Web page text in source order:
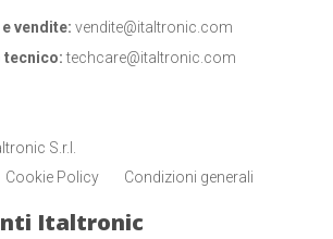
vendite: vendite@italtronic.com
tecnico: techcare@italtronic.com
S.r.l.
Cookie Policy Condizioni generali
Italtronic